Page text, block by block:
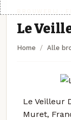
Le
Home Alle
Le Veilleur
Muret,